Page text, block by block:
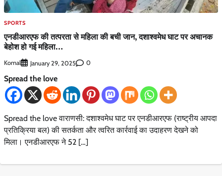
SPORTS
एनडीआरएफ की तत्परता से महिला की बची जान, दशाश्वमेध घाट पर अचानक
बेहोश हो गई महिला…
Komal January 29, 2025 0
Spread the love
Spread the love वाराणसी: दशाश्वमेध घाट पर एनडीआरएफ (राष्ट्रीय आपदा
प्रतिक्रिया बल) की सतर्कता और त्वरित कार्रवाई का उदाहरण देखने को
मिला। एनडीआरएफ ने 52 […]